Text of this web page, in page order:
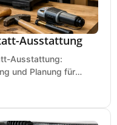
Ausstattung
Ausstattung:
und Planung für